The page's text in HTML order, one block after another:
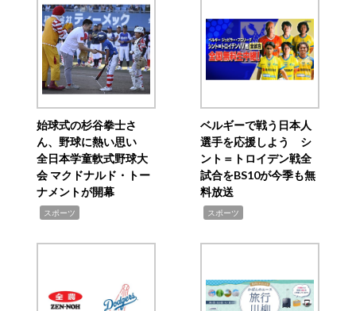
始球式の杉谷拳士さ
ん、野球に熱い思い
全日本学童軟式野球大
会 マクドナルド・トー
ナメントが開幕
スポーツ
ベルギーで戦う日本人
選手を応援しよう シ
ント＝トロイデン戦全
試合をBS10が今季も無
料放送
スポーツ